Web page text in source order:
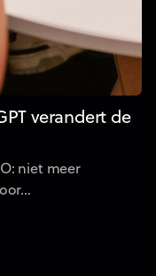
verandert de
niet meer